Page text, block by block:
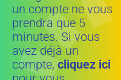
un compte ne vous
prendra que 5
minutes. Si vous
avez déjà un
compte, cliquez ici